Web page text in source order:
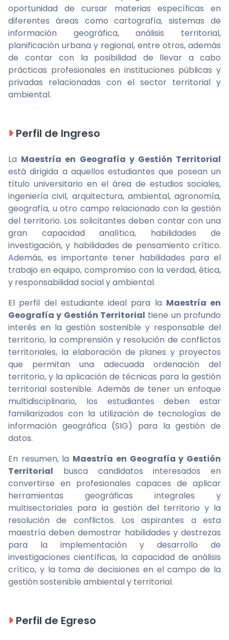
oportunidad de cursar materias específicas en
diferentes áreas como cartografía, sistemas de
información geográfica, análisis territorial,
planificación urbana y regional, entre otros, además
de contar con la posibilidad de llevar a cabo
prácticas profesionales en instituciones públicas y
privadas relacionadas con el sector territorial y
ambiental.
Perfil de Ingreso
La Maestría en Geografía y Gestión Territorial
está dirigida a aquellos estudiantes que posean un
título universitario en el área de estudios sociales,
ingeniería civil, arquitectura, ambiental, agronomía,
geografía, u otro campo relacionado con la gestión
del territorio. Los solicitantes deben contar con una
gran capacidad analítica, habilidades de
investigación, y habilidades de pensamiento crítico.
Además, es importante tener habilidades para el
trabajo en equipo, compromiso con la verdad, ética,
y responsabilidad social y ambiental.
El perfil del estudiante ideal para la Maestría en
Geografía y Gestión Territorial tiene un profundo
interés en la gestión sostenible y responsable del
territorio, la comprensión y resolución de conflictos
territoriales, la elaboración de planes y proyectos
que permitan una adecuada ordenación del
territorio, y la aplicación de técnicas para la gestión
territorial sostenible. Además de tener un enfoque
multidisciplinario, los estudiantes deben estar
familiarizados con la utilización de tecnologías de
información geográfica (SIG) para la gestión de
datos.
En resumen, la Maestría en Geografía y Gestión
Territorial busca candidatos interesados en
convertirse en profesionales capaces de aplicar
herramientas geográficas integrales y
multisectoriales para la gestión del territorio y la
resolución de conflictos. Los aspirantes a esta
maestría deben demostrar habilidades y destrezas
para la implementación y desarrollo de
investigaciones científicas, la capacidad de análisis
crítico, y la toma de decisiones en el campo de la
gestión sostenible ambiental y territorial.
Perfil de Egreso